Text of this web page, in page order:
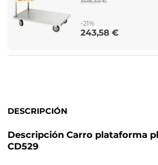
-21%
Price
243,58 €
DESCRIPCIÓN
Descripción Carro plataforma
CD529